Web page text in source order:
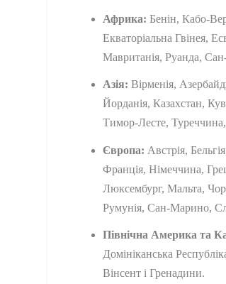
Африка: Бенін, Кабо-
Екваторіальна Гвінея,
Мавританія, Руанда,
Азія: Вірменія,
Йорданія, Казахстан,
Тимор-Лесте,
Європа: Австрія,
Франція, Німеччина,
Люксембург, Мальта,
Румунія, Сан-Марино,
Північна Америка та
Домініканська
Вінсент і Гренадини.